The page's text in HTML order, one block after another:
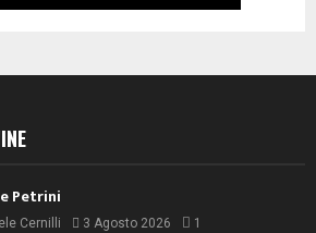
Petrini
Cernilli 3 Agosto 2026 1